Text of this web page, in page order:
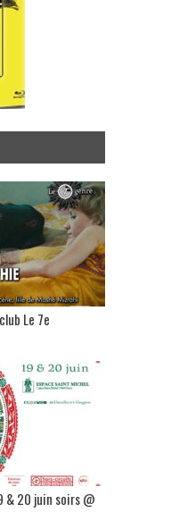
Le 7e
& 20 juin soirs @